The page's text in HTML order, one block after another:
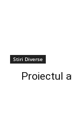
Stiri Diverse
Proiectul